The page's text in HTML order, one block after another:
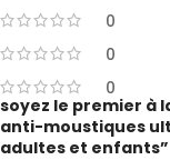
0
0
0
soyez le premier à
anti-moustiques
adultes et enfants”